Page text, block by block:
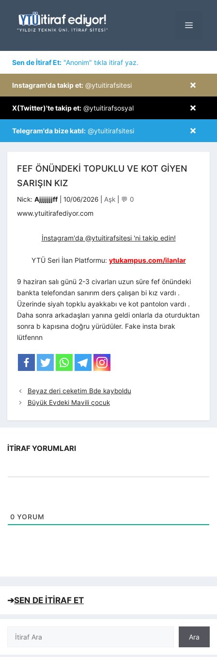
MENÜ
Sen de İtiraf Et: "Anonim" tıkla itiraf yaz.
×
Instagram'da takip et: @ytuitirafsitesi
×
X(Twitter)'te takip et: @ytuitirafsosyal
×
Telegram'da bize katıl: @ytuitirafsitesi
FEF ÖNÜNDEKI TOPUKLU VE KOT GIYEN
SARIŞIN KIZ
Nick: Ajjjjjjjff 10/06/2026 Kategoriler
Aşk 💬 0
www.ytuitirafediyor.com
İnstagram'da @ytuitirafsitesi 'ni takip edin!
YTÜ Seri İlan Platformu: ytukampus.com/ilanlar
9 haziran salı günü 2-3 civarları uzun süre fef önündeki
bankta telefondan sanırım ders çalışan bi kız vardı .
Üzerinde siyah topklu ayakkabı ve kot pantolon vardı .
Daha sonra arkadaşları yanına geldi onlarla da oturduktan
sonra b kapısına doğru yürüdüler. Fake insta bırak
lütfennn
Beyaz deri ceketim Bde kayboldu
Büyük Evdeki Mavili çocuk
İTIRAF YORUMLARI
0 YORUM
➔SEN DE İTİRAF ET
Ara
Ara